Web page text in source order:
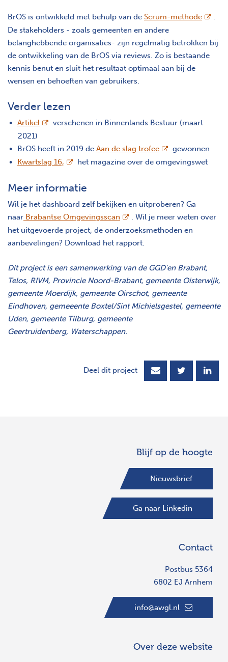
BrOS is ontwikkeld met behulp van de Scrum-methodeopent
.
De stakeholders - zoals gemeenten en andere
belanghebbende organisaties- zijn regelmatig betrokken bij
de ontwikkeling van de BrOS via reviews. Zo is bestaande
kennis benut en sluit het resultaat optimaal aan bij de
wensen en behoeften van gebruikers.
Verder lezen
Artikel opent nieuw scherm
verschenen in Binnenlands Bestuur (maart
2021)
BrOS heeft in 2019 de Aan de slag trofeeopent nieuw
gewonnen
Kwartslag 16, opent nieuw scherm
het magazine over de omgevingswet
Meer informatie
Wil je het dashboard zelf bekijken en uitproberen? Ga
naar Brabantse Omgevingsscan opent nieuw scherm
. Wil je meer weten over
het uitgevoerde project, de onderzoeksmethoden en
aanbevelingen? Download het rapport.
Dit project is een samenwerking van de GGD'en Brabant,
Telos, RIVM, Provincie Noord-Brabant, gemeente Oisterwijk,
gemeente Moerdijk, gemeente Oirschot, gemeente
Eindhoven, gemeeente Boxtel/Sint Michielsgestel, gemeente
Uden, gemeente Tilburg, gemeente
Geertruidenberg, Waterschappen.
Deel dit project
Blijf op de hoogte
Nieuwsbrief
Ga naar Linkedin
Contact
Postbus 5364
6802 EJ Arnhem
info@awgl.nl
Over deze website